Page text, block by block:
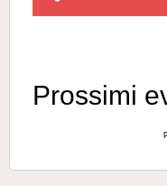
Prossimi